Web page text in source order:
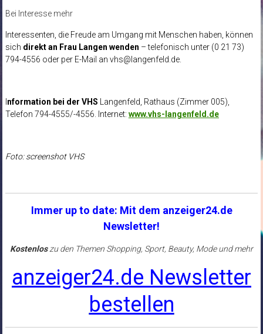
Bei Interesse mehr
Interessenten, die Freude am Umgang mit Menschen haben, können
sich direkt an Frau Langen wenden – telefonisch unter (0 21 73)
794-4556 oder per E-Mail an vhs@langenfeld.de.
nformation bei der VHS Langenfeld, Rathaus (Zimmer 005),
Telefon 794-4555/-4556. Internet: www.vhs-langenfeld.de
Foto: screenshot VHS
Immer up to date: Mit dem anzeiger24.de
Newsletter!
Kostenloszu den Themen Shopping, Sport, Beauty, Mode und mehr
anzeiger24.de Newsletter
bestellen